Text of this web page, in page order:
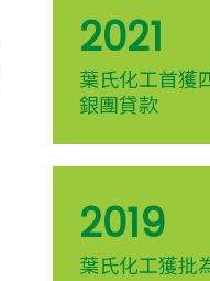
2021
葉氏化工首獲
銀團貸款
2019
葉氏化工獲批